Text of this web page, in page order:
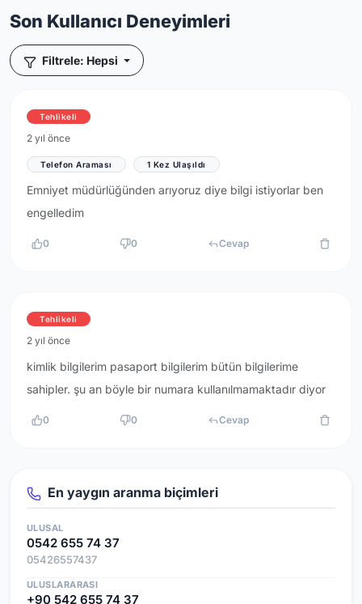
Son Kullanıcı Deneyimleri
Filtrele: Hepsi
Tehlikeli
2 yıl önce
Telefon Araması 1 Kez Ulaşıldı
Emniyet müdürlüğünden arıyoruz diye bilgi istiyorlar ben
engelledim
0 0 Cevap
Tehlikeli
2 yıl önce
kimlik bilgilerim pasaport bilgilerim bütün bilgilerime
sahipler. şu an böyle bir numara kullanılmamaktadır diyor
0 0 Cevap
En yaygın aranma biçimleri
ULUSAL
0542 655 74 37
05426557437
ULUSLARARASI
+90 542 655 74 37